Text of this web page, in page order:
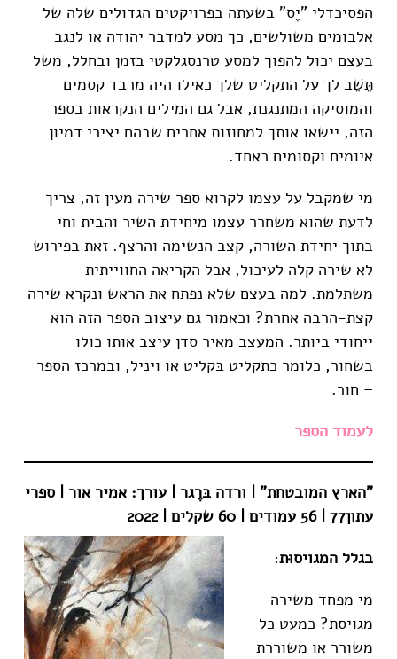
הפסיכדלי "יֶס" בשעתה בפרויקטים הגדולים שלה של
אלבומים משולשים, כך מסע למדבר יהודה או לנגב
בעצם יכול להפוך למסע טרנסגלקטי בזמן ובחלל, משל
תֵּשֵׁב לך על התקליט שלך כאילו היה מרבד קסמים
והמוסיקה המתנגנת, אבל גם המילים הנקראות בספר
הזה, יישאו אותך למחוזות אחרים שבהם יצירי דמיון
איומים וקסומים כאחד.
מי שמקבל על עצמו לקרוא ספר שירה מעין זה, צריך
לדעת שהוא משחרר עצמו מיחידת השיר והבית וחי
בתוך יחידת השורה, קצב הנשימה והרצף. זאת בפירוש
לא שירה קלה לעיכול, אבל הקריאה החווייתית
משתלמת. למה בעצם שלא נפתח את הראש ונקרא שירה
קצת-הרבה אחרת? וכאמור גם עיצוב הספר הזה הוא
ייחודי ביותר. המעצב מאיר סדן עיצב אותו כולו
בשחור, כלומר כתקליט בּקליט או ויניל, ובמרכז הספר
– חור.
לעמוד הספר
"הארץ המובטחת" | ורדה בּרֶגר | עורך: אמיר אור | ספרי
עתון77 | 56 עמודים | 60 שקלים | 2022
בגלל המגויסוּת:
מי מפחד משירה
מגויסת? כמעט כל
משורר או משוררת